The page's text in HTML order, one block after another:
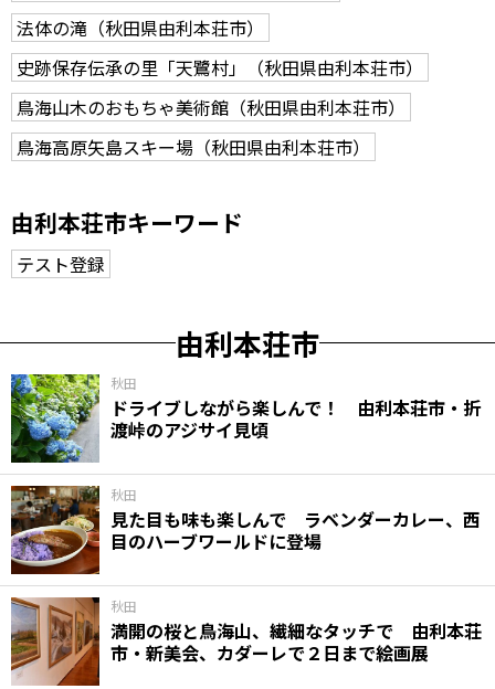
法体の滝（秋田県由利本荘市）
史跡保存伝承の里「天鷺村」（秋田県由利本荘市）
鳥海山木のおもちゃ美術館（秋田県由利本荘市）
鳥海高原矢島スキー場（秋田県由利本荘市）
由利本荘市キーワード
テスト登録
由利本荘市
秋田
ドライブしながら楽しんで！ 由利本荘市・折
渡峠のアジサイ見頃
秋田
見た目も味も楽しんで ラベンダーカレー、西
目のハーブワールドに登場
秋田
満開の桜と鳥海山、繊細なタッチで 由利本荘
市・新美会、カダーレで２日まで絵画展